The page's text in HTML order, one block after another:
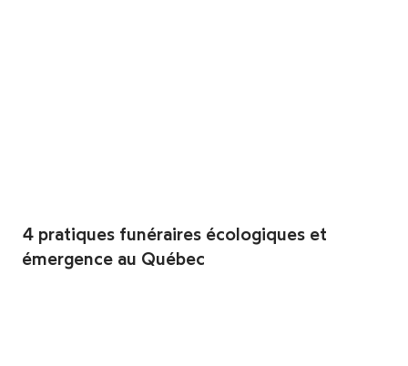
4 pratiques funéraires écologiques et
émergence au Québec